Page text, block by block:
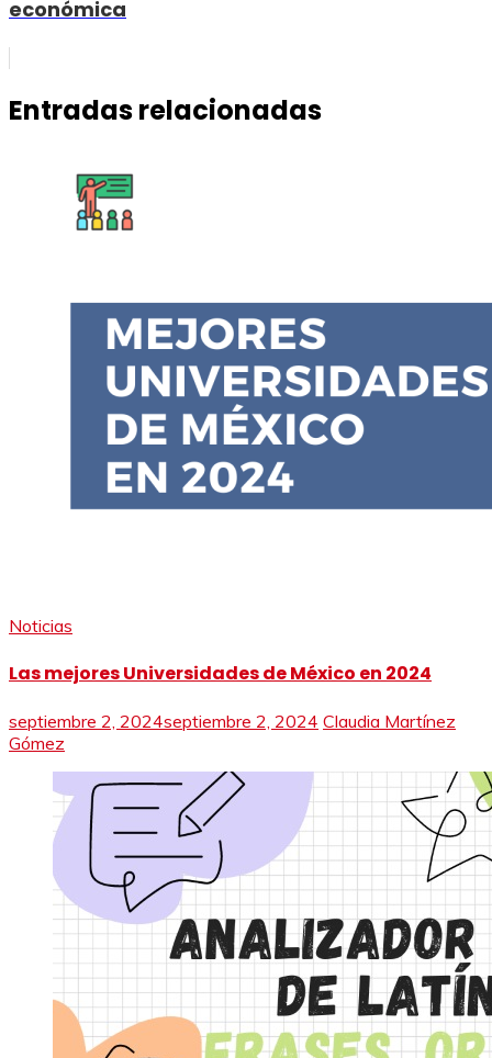
económica
Entradas relacionadas
Noticias
Las mejores Universidades de México en 2024
septiembre 2, 2024septiembre 2, 2024 Claudia Martínez
Gómez